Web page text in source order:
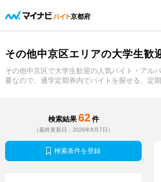
京都府
その他中京区エリアの大学生歓
その他中京区で大学生歓迎の人気バイト・アル
要なので、通学定期券内でバイトを探せる、定
検索結果 62 件
（最終更新日：2026年8月7日）
検索条件を登録